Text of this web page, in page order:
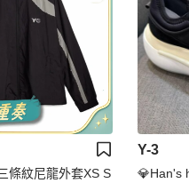
條紋尼龍外套XS S
Y-3
💎Han's